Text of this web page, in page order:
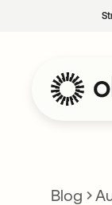
Blog